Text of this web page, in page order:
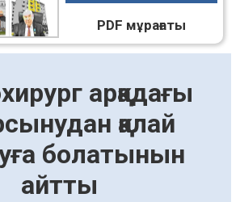
PDF мұрағаты
арқадағы
қалай
болатынын
айтты